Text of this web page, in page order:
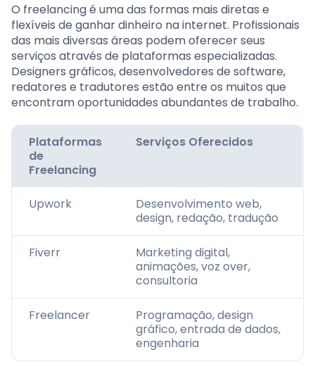
O freelancing é uma das formas mais diretas e
flexíveis de ganhar dinheiro na internet. Profissionais
das mais diversas áreas podem oferecer seus
serviços através de plataformas especializadas.
Designers gráficos, desenvolvedores de software,
redatores e tradutores estão entre os muitos que
encontram oportunidades abundantes de trabalho.
Plataformas
de
Freelancing
Serviços Oferecidos
Upwork
Desenvolvimento web,
design, redação, tradução
Fiverr
Marketing digital,
animações, voz over,
consultoria
Freelancer
Programação, design
gráfico, entrada de dados,
engenharia